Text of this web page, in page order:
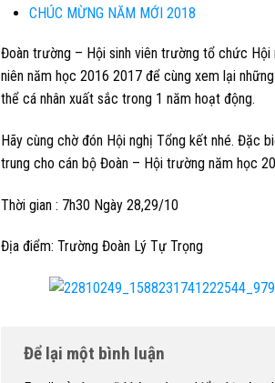
CHÚC MỪNG NĂM MỚI 2018
Đoàn trường – Hội sinh viên trường tổ chức Hội
niên năm học 2016 2017 để cùng xem lại
thể cá nhân xuất sắc trong 1 năm hoạt động.
Hãy cùng chờ đón Hội nghị Tổng kết nhé. Đặc
trung cho cán bộ Đoàn – Hội trường năm học
Thời gian : 7h30 Ngày 28,29/10
Địa điểm: Trường Đoàn Lý Tự Trọng
Để lại một bình luận